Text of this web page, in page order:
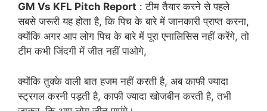
GM Vs KFL Pitch Report : टीम तैयार करने से पहले
सबसे जरूरी यह होता है, कि पिच के बारे में जानकारी प्राप्त करना,
क्योंकि अगर आप लोग पिच के बारे में पूरा एनालिसिस नहीं करेंगे, तो
टीम कभी जिंदगी में जीत नहीं पाओगे,
क्योंकि तुक्के वाली बात हजम नहीं करती है, अब काफी ज्यादा
स्ट्रगल करनी पड़ती है, काफी ज्यादा खोजबीन करती है, तभी